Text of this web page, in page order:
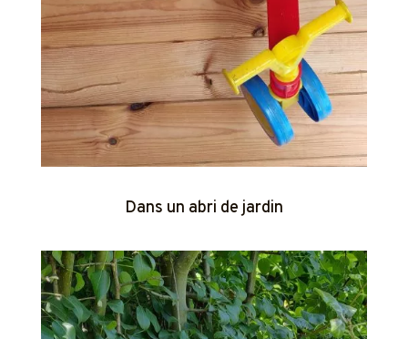
Dans un abri de jardin